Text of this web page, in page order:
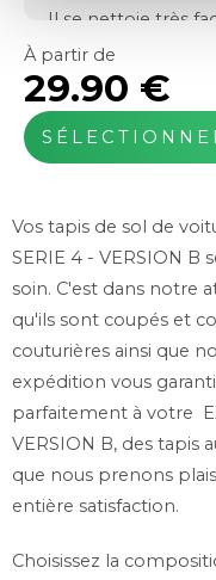
Il se nettoie très
l'humidité
Il est
de fortes pluies.
Fabriqué en
Caoutchouc
Poids total :
Épaisseur : 7mm
Noir, Beige
Système de
Grand choix de
À partir de
29.90 €
Vos tapis de sol de
SERIE 4 - VERSION B
soin. C'est dans notre
qu'ils sont coupés et
couturières ainsi que
expédition vous
parfaitement à votre
VERSION B, des tapis
que nous prenons
entière satisfaction.
Choisissez la